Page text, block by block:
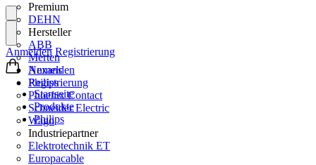
Premium
DEHN
Hersteller
ABB
Merten
Nexans
Philips
Phoenix Contact
Schneider Electric
Wago
Industriepartner
Elektrotechnik ET
Europacable
Anmelden
Registrierung
Anmelden Registrierung
Startseite
Produkte
Philips